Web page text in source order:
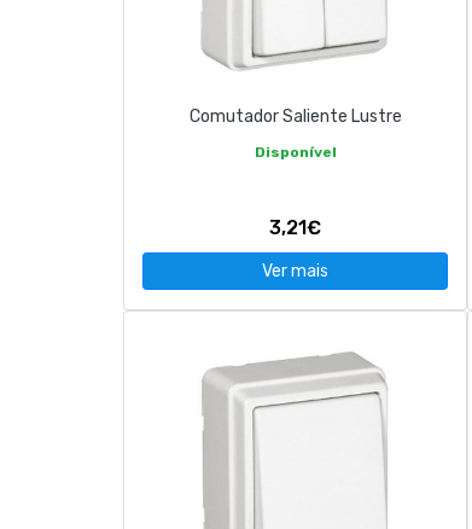
Comutador Saliente Lustre
Disponível
3,21€
Ver mais